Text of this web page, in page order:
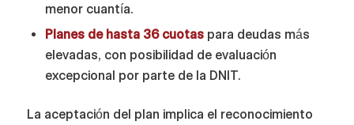
menor cuantía.
Planes de hasta 36 cuotaspara deudas más
elevadas, con posibilidad de evaluación
excepcional por parte de la DNIT.
La aceptación del plan implica el reconocimiento